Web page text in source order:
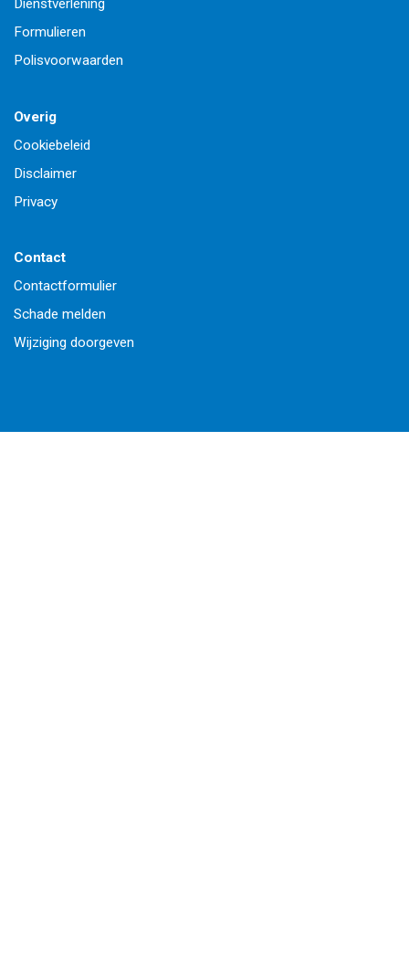
Dienstverlening
Formulieren
Polisvoorwaarden
Overig
Cookiebeleid
Disclaimer
Privacy
Contact
Contactformulier
Schade melden
Wijziging doorgeven